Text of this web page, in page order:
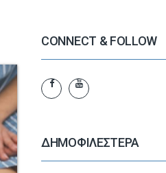
CONNECT & FOLLOW
ΔΗΜΟΦΙΛΕΣΤΕΡΑ